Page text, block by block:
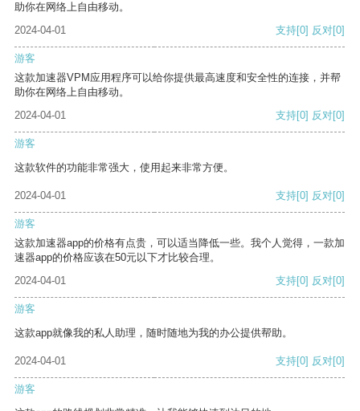
助你在网络上自由移动。
2024-04-01
支持[0] 反对[0]
游客
这款加速器VPM应用程序可以给你提供最高速度和安全性的连接，并帮
助你在网络上自由移动。
2024-04-01
支持[0] 反对[0]
游客
这款软件的功能非常强大，使用起来非常方便。
2024-04-01 支持[0] 反对[0]
游客
这款加速器app的价格有点贵，可以适当降低一些。我个人觉得，一款加
速器app的价格应该在50元以下才比较合理。
2024-04-01
支持[0] 反对[0]
游客
这款app就像我的私人助理，随时随地为我的办公提供帮助。
2024-04-01 支持[0] 反对[0]
游客